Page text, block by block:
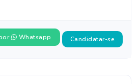
Whatsapp Candidatar-se